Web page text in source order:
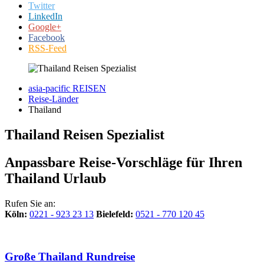
Twitter
LinkedIn
Google+
Facebook
RSS-Feed
asia-pacific REISEN
Reise-Länder
Thailand
Thailand Reisen Spezialist
Anpassbare Reise-Vorschläge für Ihren
Thailand Urlaub
Rufen Sie an:
Köln: 0221 - 923 23 13 Bielefeld: 0521 - 770 120 45
Große Thailand Rundreise